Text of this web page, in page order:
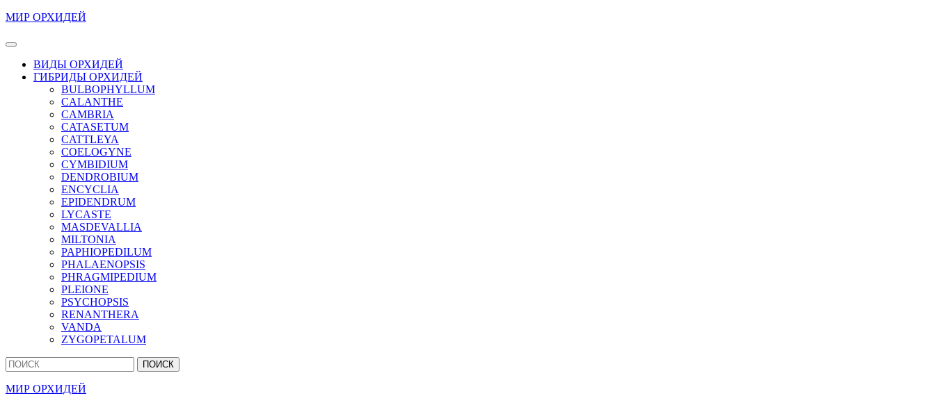
Перейти
содержимому
содержимому
МИР ОРХИДЕЙ
Кнопка
ОткрытьВИДЫ ОРХИДЕЙ
ГИБРИДЫ ОРХИДЕЙ
BULBOPHYLLUM
CALANTHE
CAMBRIA
CATASETUM
CATTLEYA
COELOGYNE
CYMBIDIUM
DENDROBIUM
ENCYCLIA
EPIDENDRUM
LYCASTE
MASDEVALLIA
MILTONIA
PAPHIOPEDILUM
PHALAENOPSIS
PHRAGMIPEDIUM
PLEIONE
PSYCHOPSIS
RENANTHERA
VANDA
ZYGOPETALUM
Кнопка
Закрыть
Найти:
МИР ОРХИДЕЙ